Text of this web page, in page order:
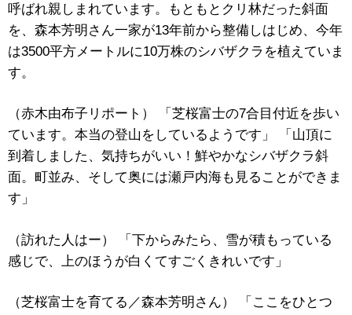
呼ばれ親しまれています。もともとクリ林だった斜面
を、森本芳明さん一家が13年前から整備しはじめ、今年
は3500平方メートルに10万株のシバザクラを植えていま
す。
（赤木由布子リポート） 「芝桜富士の7合目付近を歩い
ています。本当の登山をしているようです」 「山頂に
到着しました、気持ちがいい！鮮やかなシバザクラ斜
面。町並み、そして奥には瀬戸内海も見ることができま
す」
（訪れた人はー） 「下からみたら、雪が積もっている
感じで、上のほうが白くてすごくきれいです」
（芝桜富士を育てる／森本芳明さん） 「ここをひとつ